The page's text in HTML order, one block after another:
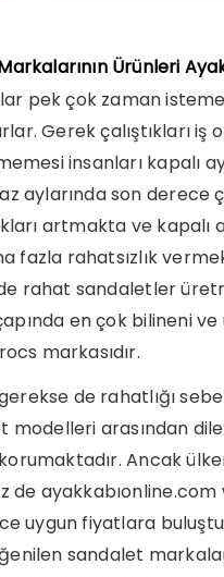
Ürünleri
çok zaman
Gerek çalıştıkları
insanları kapalı
aylarında son derece
artmakta ve
fazla rahatsızlık
rahat sandaletler
en çok bilineni
markasıdır.
de rahatlığı
modelleri arasından
Ancak
de
uygun fiyatlara
sandalet